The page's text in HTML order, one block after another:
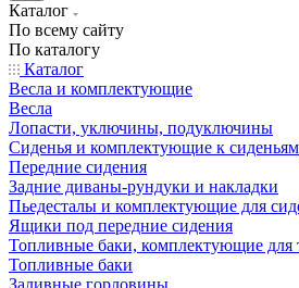
Каталог
По всему сайту
По каталогу
Каталог
Весла и комплектующие
Весла
Лопасти, уключины, подуключины
Сиденья и комплектующие к сиденьям
Передние сидения
Задние диваны-рундуки и накладки
Пьедесталы и комплектующие для
Ящики под передние сидения
Топливные баки, комплектующие для
Топливные баки
Заливные горловины